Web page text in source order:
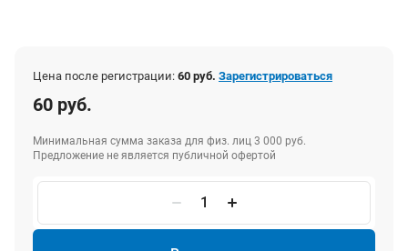
Цена после регистрации: 60 руб. Зарегистрироваться
60 руб.
Минимальная сумма заказа для физ. лиц 3 000 руб.
Предложение не является публичной офертой